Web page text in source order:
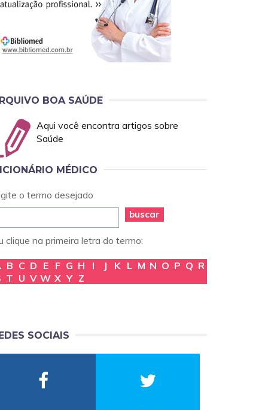
BOA SAÚDE
Aqui você encontra artigos sobre
Saúde
MÉDICO
o termo desejado
buscar
clique na primeira letra do termo:
B C D E F G H I J K L M N O P Q R
T U V W X Y Z
SOCIAIS